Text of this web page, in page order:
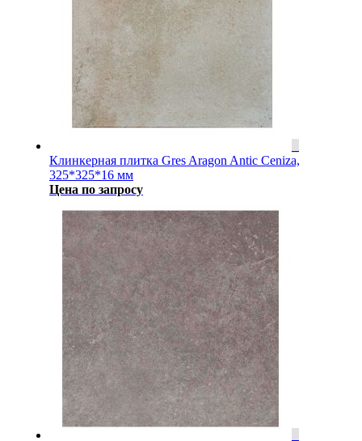
Клинкерная плитка Gres Aragon Antic Ceniza,
325*325*16 мм
Цена по запросу